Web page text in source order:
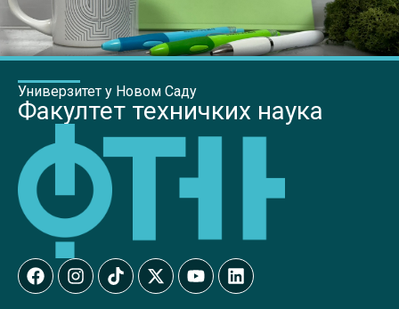
Универзитет у Новом Саду
Факултет техничких наука